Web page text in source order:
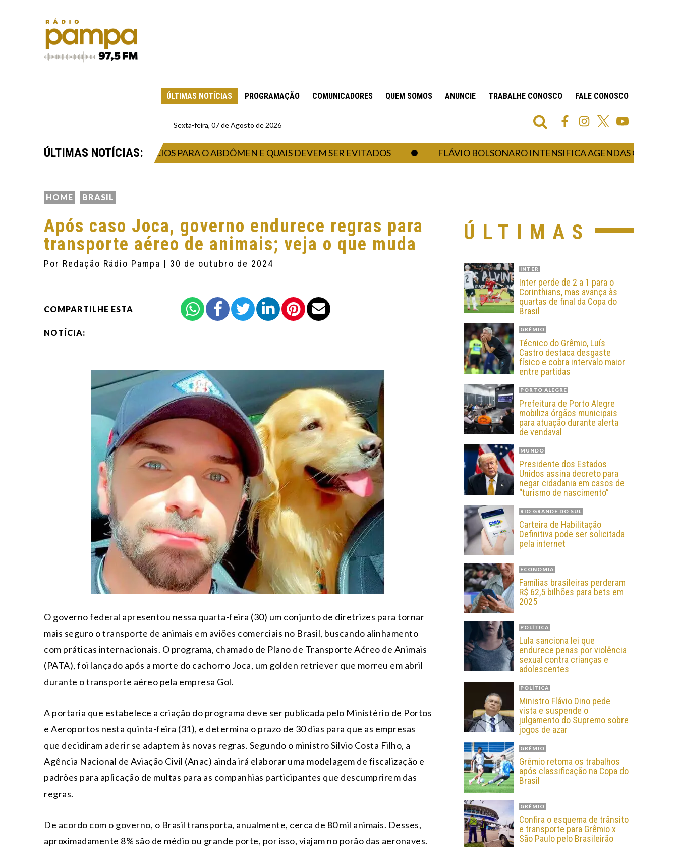
ÚLTIMAS NOTÍCIAS PROGRAMAÇÃO COMUNICADORES QUEM SOMOS ANUNCIE TRABALHE CONOSCO FALE CONOSCO
Sexta-feira, 07 de Agosto de 2026
ÚLTIMAS NOTÍCIAS:
OS DOIS MELHORES EXERCÍCIOS PARA O ABDÔMEN E QUAIS DEVEM SER EVITADOS FLÁVIO BOLSONARO INTENSIFICA AGENDAS COM
HOME BRASIL
Após caso Joca, governo endurece regras para
transporte aéreo de animais; veja o que muda
Por Redação Rádio Pampa | 30 de outubro de 2024
COMPARTILHE ESTA
NOTÍCIA:
O governo federal apresentou nessa quarta-feira (30) um conjunto de diretrizes para tornar
mais seguro o transporte de animais em aviões comerciais no Brasil, buscando alinhamento
com práticas internacionais. O programa, chamado de Plano de Transporte Aéreo de Animais
(PATA), foi lançado após a morte do cachorro Joca, um golden retriever que morreu em abril
durante o transporte aéreo pela empresa Gol.
A portaria que estabelece a criação do programa deve ser publicada pelo Ministério de Portos
e Aeroportos nesta quinta-feira (31), e determina o prazo de 30 dias para que as empresas
que decidiram aderir se adaptem às novas regras. Segundo o ministro Silvio Costa Filho, a
Agência Nacional de Aviação Civil (Anac) ainda irá elaborar uma modelagem de fiscalização e
padrões para aplicação de multas para as companhias participantes que descumprirem das
regras.
De acordo com o governo, o Brasil transporta, anualmente, cerca de 80 mil animais. Desses,
aproximadamente 8% são de médio ou grande porte, por isso, viajam no porão das aeronaves.
ÚLTIMAS
INTER
Inter perde de 2 a 1 para o
Corinthians, mas avança às
quartas de final da Copa do
Brasil
GRÊMIO
Técnico do Grêmio, Luís
Castro destaca desgaste
físico e cobra intervalo maior
entre partidas
PORTO ALEGRE
Prefeitura de Porto Alegre
mobiliza órgãos municipais
para atuação durante alerta
de vendaval
MUNDO
Presidente dos Estados
Unidos assina decreto para
negar cidadania em casos de
“turismo de nascimento”
RIO GRANDE DO SUL
Carteira de Habilitação
Definitiva pode ser solicitada
pela internet
ECONOMIA
Famílias brasileiras perderam
R$ 62,5 bilhões para bets em
2025
POLÍTICA
Lula sanciona lei que
endurece penas por violência
sexual contra crianças e
adolescentes
POLÍTICA
Ministro Flávio Dino pede
vista e suspende o
julgamento do Supremo sobre
jogos de azar
GRÊMIO
Grêmio retoma os trabalhos
após classificação na Copa do
Brasil
GRÊMIO
Confira o esquema de trânsito
e transporte para Grêmio x
São Paulo pelo Brasileirão